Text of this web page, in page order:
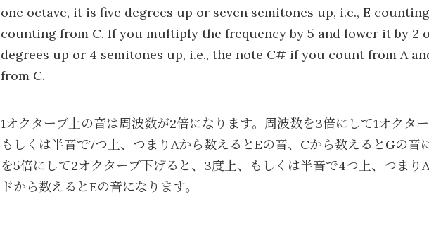
one octave, it is five degrees up or seven semitones up, i.e., E
counting from C. If you multiply the frequency by 5 and lower it by 2
degrees up or 4 semitones up, i.e., the note C# if you count from A
from C.
1オクターブ上の音は周波数が2倍になります。周波数を3倍にして1オクター
もしくは半音で7つ上、つまりAから数えるとEの音、Cから数えるとGの音
を5倍にして2オクターブ下げると、3度上、もしくは半音で4つ上、つまり
ドから数えるとEの音になります。